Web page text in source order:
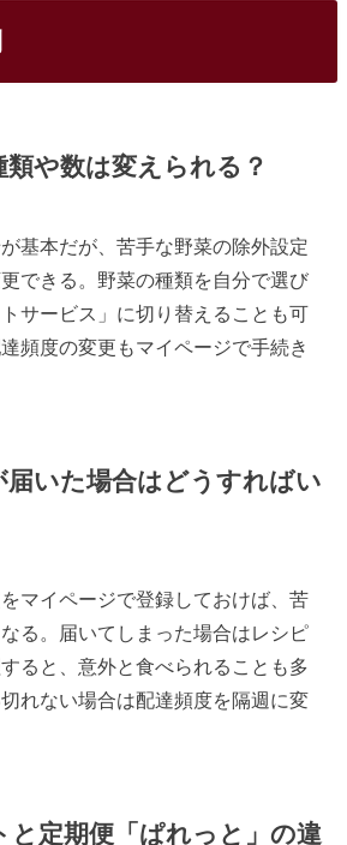
類や数は変えられる？
基本だが、苦手な野菜の除外設定
できる。野菜の種類を自分で選び
サービス」に切り替えることも可
頻度の変更もマイページで手続き
届いた場合はどうすればい
マイページで登録しておけば、苦
る。届いてしまった場合はレシピ
ると、意外と食べられることも多
れない場合は配達頻度を隔週に変
と定期便「ぱれっと」の違